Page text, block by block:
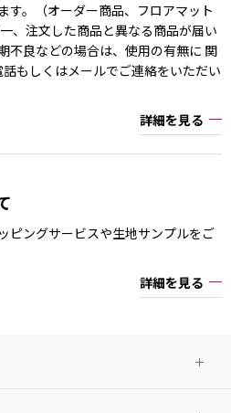
す。（オーダー商品、フロアマット
、注文した商品と異なる商品が届い
不良などの場合は、使用の有無に 関
もしくはメールでご連絡をいただい
詳細を見る
ピングサービスや生地サンプルをご
詳細を見る